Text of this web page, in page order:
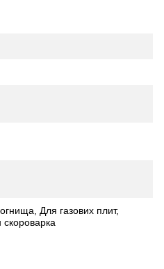
Для газових плит,
скороварка